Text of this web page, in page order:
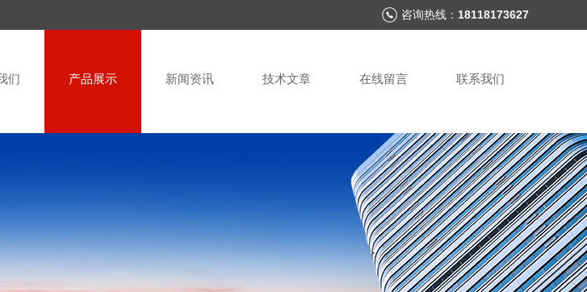
咨询热线： 18118173627
们 产品展示 新闻资讯 技术文章 在线留言 联系我们